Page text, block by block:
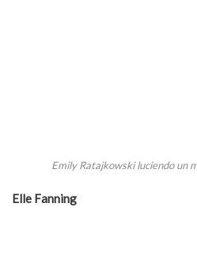
Emily Ratajkowski luciendo un
Elle Fanning